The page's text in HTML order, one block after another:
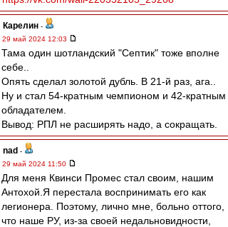
Карелин -
29 май 2024 12:03
Тама один шотландский "Септик" тоже вполне
себе..
Опять сделал золотой дубль. В 21-й раз, ага..
Ну и стал 54-кратным чемпионом и 42-кратным
обладателем.
Вывод: РПЛ не расширять надо, а сокращать.
nad -
29 май 2024 11:50
Для меня Квинси Промес стал своим, нашим
Антохой.Я перестала воспринимать его как
легионера. Поэтому, лично мне, больно оттого,
что наше РУ, из-за своей недальновидности,